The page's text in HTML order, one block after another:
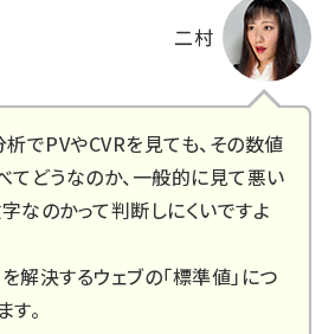
二村
析でPVやCVRを見ても、その数値
てどうなのか、一般的に見て悪い
なのかって判断しにくいですよ
解決するウェブの「標準値」につ
。